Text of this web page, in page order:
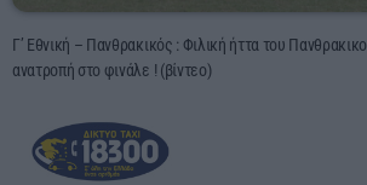
Γ’ Εθνική – Πανθρακικός : Φιλική ήττα του
ανατροπή στο φινάλε ! (βίντεο)